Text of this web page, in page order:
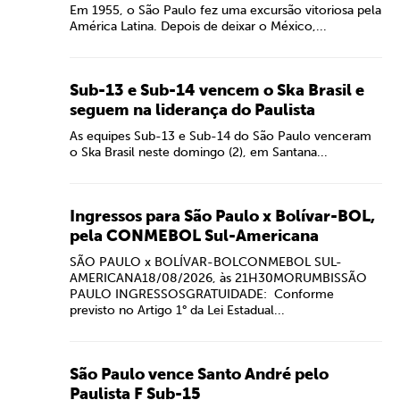
Em 1955, o São Paulo fez uma excursão vitoriosa pela
América Latina. Depois de deixar o México,...
Sub-13 e Sub-14 vencem o Ska Brasil e
seguem na liderança do Paulista
As equipes Sub-13 e Sub-14 do São Paulo venceram
o Ska Brasil neste domingo (2), em Santana...
Ingressos para São Paulo x Bolívar-BOL,
pela CONMEBOL Sul-Americana
SÃO PAULO x BOLÍVAR-BOLCONMEBOL SUL-
AMERICANA18/08/2026, às 21H30MORUMBISSÃO
PAULO INGRESSOSGRATUIDADE: Conforme
previsto no Artigo 1° da Lei Estadual...
São Paulo vence Santo André pelo
Paulista F Sub-15